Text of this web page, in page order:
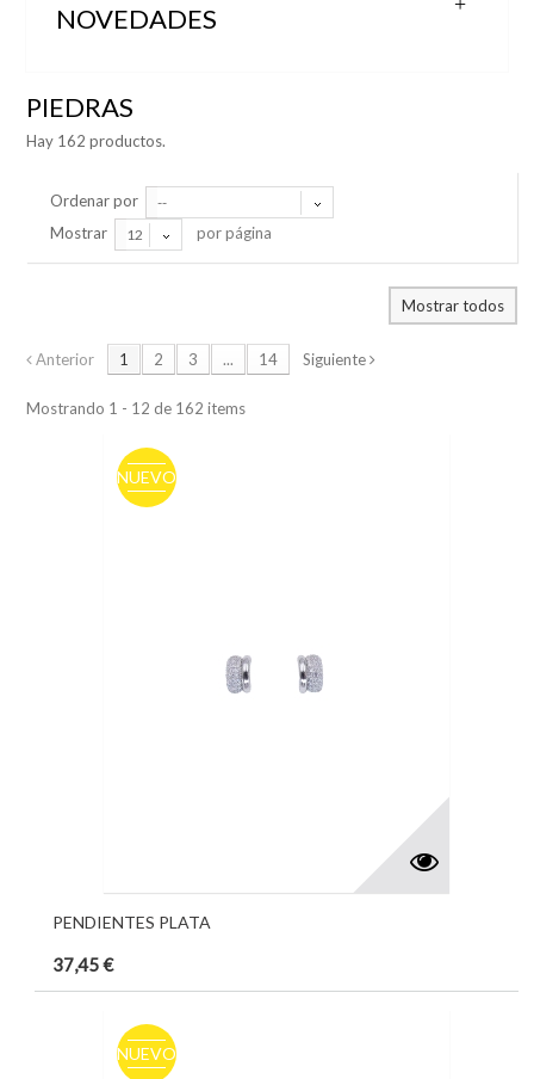
NOVEDADES
PIEDRAS
Hay 162 productos.
Ordenar por --
Mostrar 12 por página
Mostrar todos
Anterior 1 2 3 ... 14 Siguiente
Mostrando 1 - 12 de 162 items
NUEVO
PENDIENTES PLATA
37,45 €
NUEVO